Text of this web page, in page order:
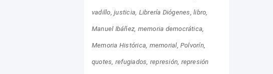
vadillo justicia Librería Diógenes libro
Manuel Ibáñez memoria democrática
Memoria Histórica memorial Polvorín
quotes refugiados represión represión